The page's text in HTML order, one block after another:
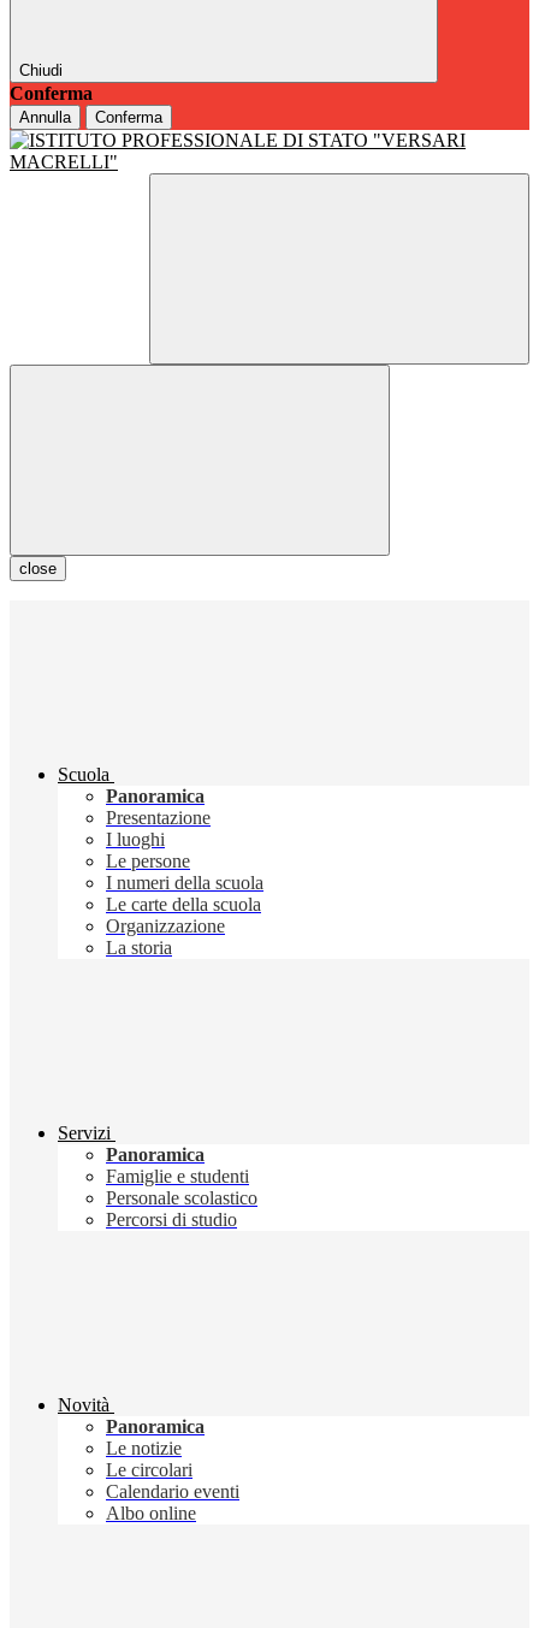
Chiudi
Conferma
Annulla Conferma
close
Scuola
Panoramica
Presentazione
I luoghi
Le persone
I numeri della scuola
Le carte della scuola
Organizzazione
La storia
Servizi
Panoramica
Famiglie e studenti
Personale scolastico
Percorsi di studio
Novità
Panoramica
Le notizie
Le circolari
Calendario eventi
Albo online